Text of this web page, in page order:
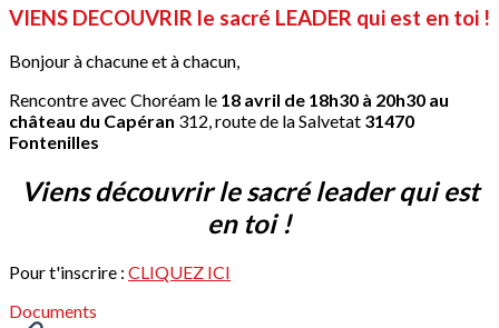
VIENS DECOUVRIR le sacré LEADER qui est en toi !
Bonjour à chacune et à chacun,
Rencontre avec Choréam le 18 avril de 18h30 à 20h30 au
château du Capéran 312, route de la Salvetat 31470
Fontenilles
Viens découvrir le sacré leader qui est
en toi !
Pour t'inscrire : CLIQUEZ ICI
Documents